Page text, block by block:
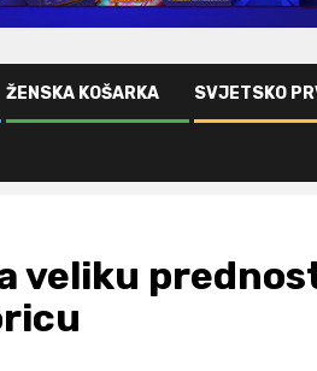
ŽENSKA KOŠARKA SVJETSKO
veliku